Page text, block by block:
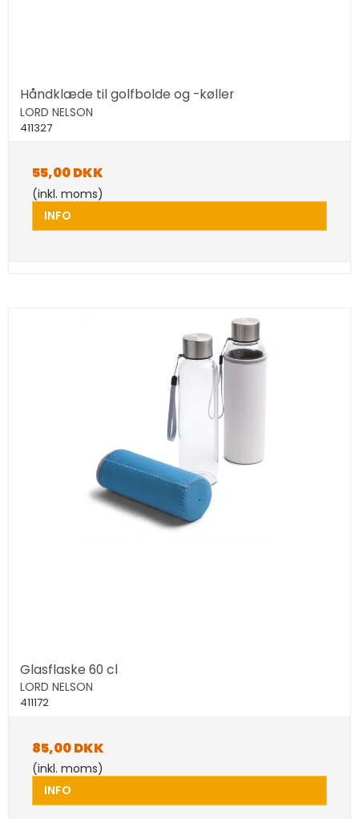
Håndklæde til golfbolde og -køller
LORD NELSON
411327
55,00 DKK
(inkl. moms)
INFO
Glasflaske 60 cl
LORD NELSON
411172
85,00 DKK
(inkl. moms)
INFO